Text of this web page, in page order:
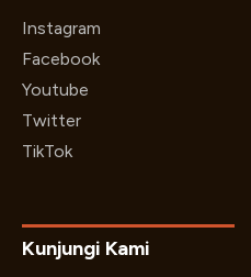
Instagram
Facebook
Youtube
Twitter
TikTok
Kunjungi Kami